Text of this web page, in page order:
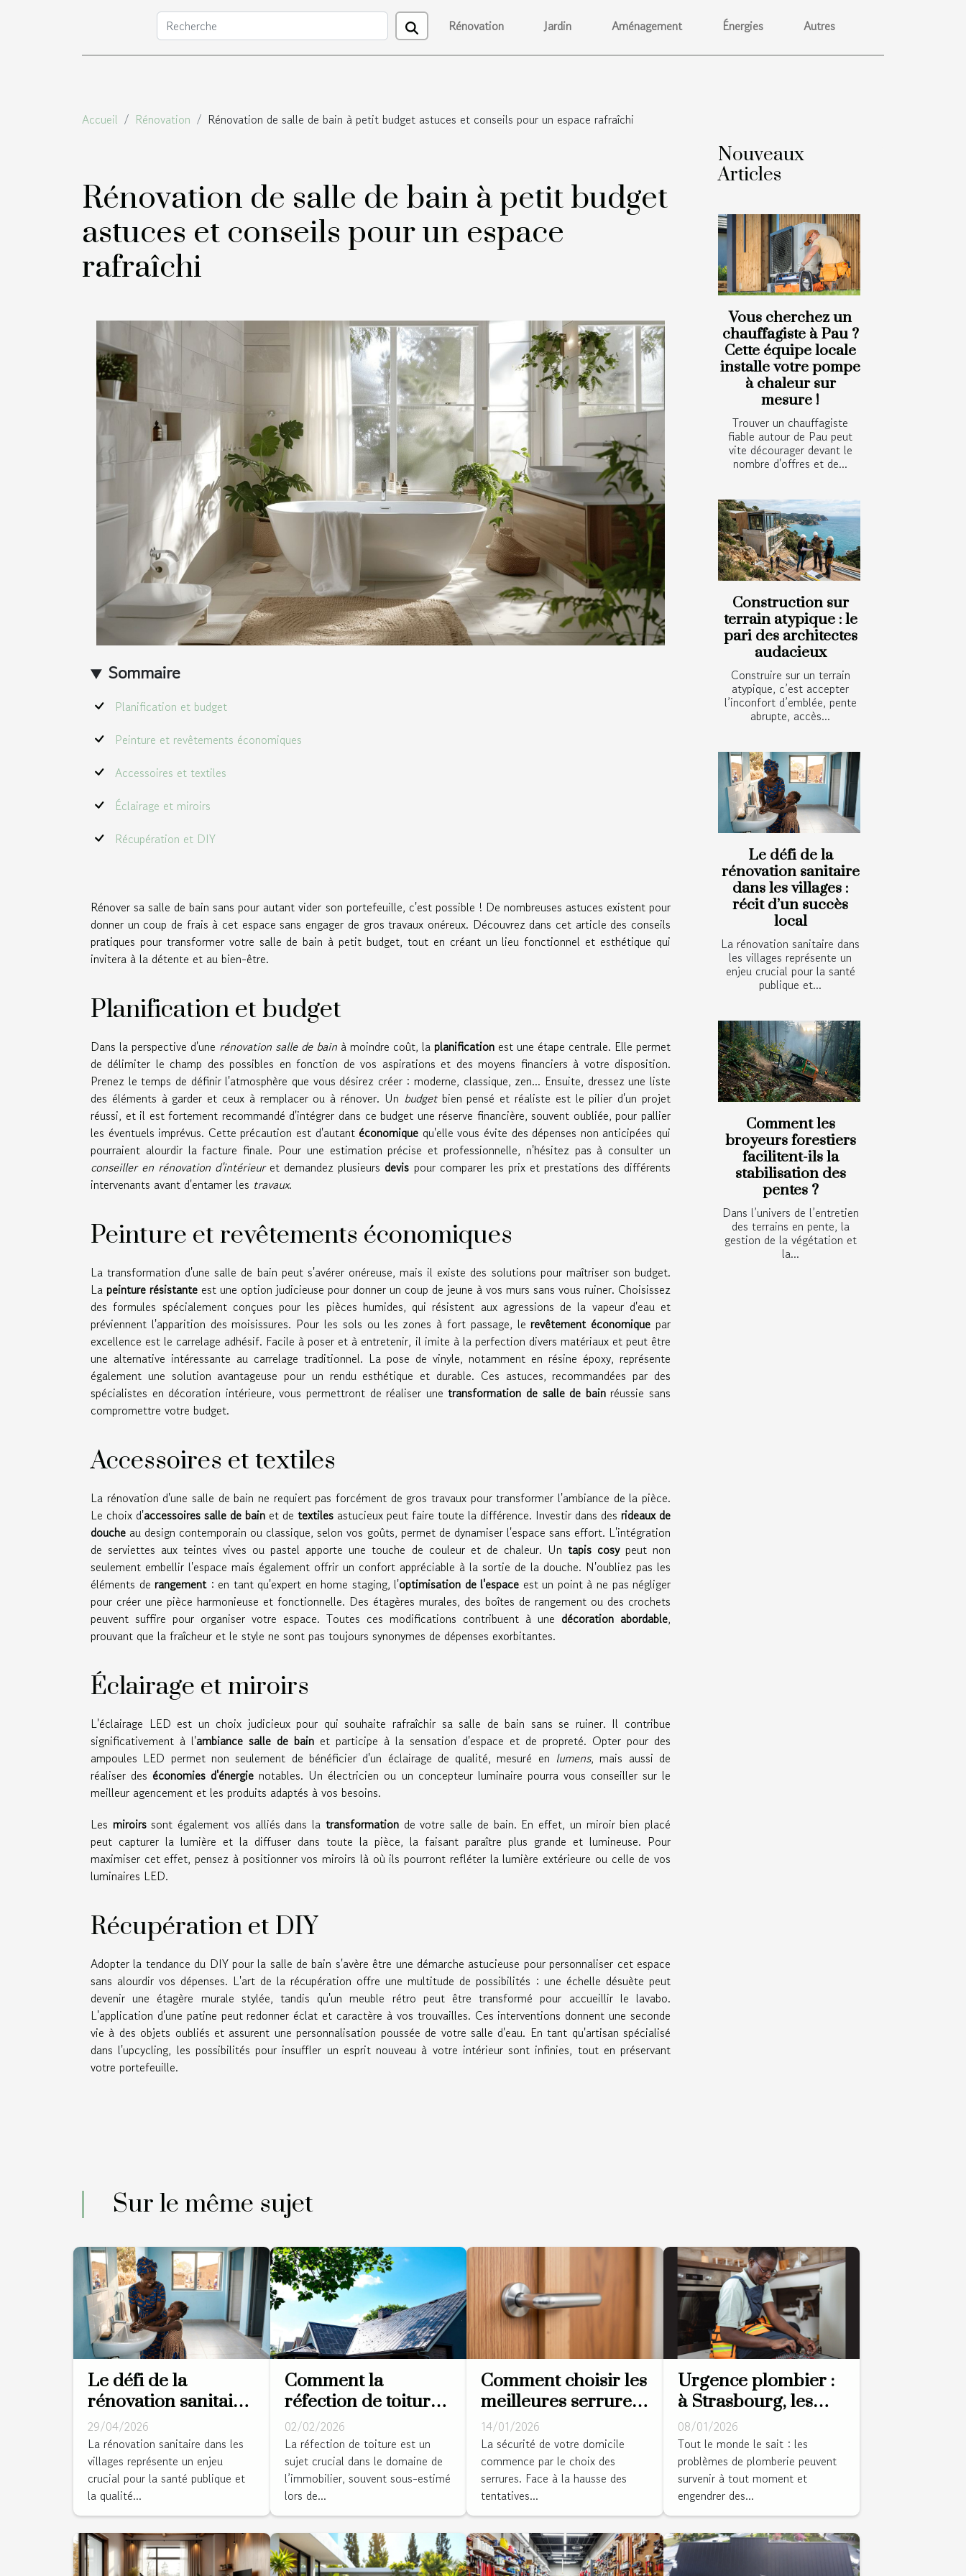
Rénovation Jardin Aménagement Énergies Autres
Accueil Rénovation Rénovation de salle de bain à petit budget astuces et conseils pour un espace rafraîchi
Rénovation de salle de bain à petit budget
astuces et conseils pour un espace
rafraîchi
Sommaire
Planification et budget
Peinture et revêtements économiques
Accessoires et textiles
Éclairage et miroirs
Récupération et DIY
Rénover sa salle de bain sans pour autant vider son portefeuille, c'est possible ! De nombreuses astuces existent pour
donner un coup de frais à cet espace sans engager de gros travaux onéreux. Découvrez dans cet article des conseils
pratiques pour transformer votre salle de bain à petit budget, tout en créant un lieu fonctionnel et esthétique qui
invitera à la détente et au bien-être.
Planification et budget
Dans la perspective d'une rénovation salle de bain à moindre coût, la planification est une étape centrale. Elle permet
de délimiter le champ des possibles en fonction de vos aspirations et des moyens financiers à votre disposition.
Prenez le temps de définir l'atmosphère que vous désirez créer : moderne, classique, zen... Ensuite, dressez une liste
des éléments à garder et ceux à remplacer ou à rénover. Un budgetbien pensé et réaliste est le pilier d'un projet
réussi, et il est fortement recommandé d'intégrer dans ce budget une réserve financière, souvent oubliée, pour pallier
les éventuels imprévus. Cette précaution est d'autant économique qu'elle vous évite des dépenses non anticipées qui
pourraient alourdir la facture finale. Pour une estimation précise et professionnelle, n'hésitez pas à consulter un
conseiller en rénovation d'intérieuret demandez plusieurs devis pour comparer les prix et prestations des différents
intervenants avant d'entamer les travaux.
Peinture et revêtements économiques
La transformation d'une salle de bain peut s'avérer onéreuse, mais il existe des solutions pour maîtriser son budget.
La peinture résistante est une option judicieuse pour donner un coup de jeune à vos murs sans vous ruiner. Choisissez
des formules spécialement conçues pour les pièces humides, qui résistent aux agressions de la vapeur d'eau et
préviennent l'apparition des moisissures. Pour les sols ou les zones à fort passage, le revêtement économique par
excellence est le carrelage adhésif. Facile à poser et à entretenir, il imite à la perfection divers matériaux et peut être
une alternative intéressante au carrelage traditionnel. La pose de vinyle, notamment en résine époxy, représente
également une solution avantageuse pour un rendu esthétique et durable. Ces astuces, recommandées par des
spécialistes en décoration intérieure, vous permettront de réaliser unetransformation de salle de bainréussie sans
compromettre votre budget.
Accessoires et textiles
La rénovation d'une salle de bain ne requiert pas forcément de gros travaux pour transformer l'ambiance de la pièce.
Le choix d'accessoires salle de bain et de textiles astucieux peut faire toute la différence. Investir dans des rideaux de
douche au design contemporain ou classique, selon vos goûts, permet de dynamiser l'espace sans effort. L'intégration
de serviettes aux teintes vives ou pastel apporte une touche de couleur et de chaleur. Un tapis cosypeut non
seulement embellir l'espace mais également offrir un confort appréciable à la sortie de la douche. N'oubliez pas les
éléments de rangement: en tant qu'expert en home staging, l'optimisation de l'espace est un point à ne pas négliger
pour créer une pièce harmonieuse et fonctionnelle. Des étagères murales, des boîtes de rangement ou des crochets
peuvent suffire pour organiser votre espace. Toutes ces modifications contribuent à une décoration abordable,
prouvant que la fraîcheur et le style ne sont pas toujours synonymes de dépenses exorbitantes.
Éclairage et miroirs
L'éclairage LED est un choix judicieux pour qui souhaite rafraîchir sa salle de bain sans se ruiner. Il contribue
significativement à l'ambiance salle de bain et participe à la sensation d'espace et de propreté. Opter pour des
ampoules LED permet non seulement de bénéficier d'un éclairage de qualité, mesuré en lumens, mais aussi de
réaliser des économies d'énergie notables. Un électricien ou un concepteur luminaire pourra vous conseiller sur le
meilleur agencement et les produits adaptés à vos besoins.
Les miroirssont également vos alliés dans la transformationde votre salle de bain. En effet, un miroir bien placé
peut capturer la lumière et la diffuser dans toute la pièce, la faisant paraître plus grande et lumineuse. Pour
maximiser cet effet, pensez à positionner vos miroirs là où ils pourront refléter la lumière extérieure ou celle de vos
luminaires LED.
Récupération et DIY
Adopter la tendance du DIY pour la salle de bain s'avère être une démarche astucieuse pour personnaliser cet espace
sans alourdir vos dépenses. L'art de la récupération offre une multitude de possibilités : une échelle désuète peut
devenir une étagère murale stylée, tandis qu'un meuble rétro peut être transformé pour accueillir le lavabo.
L'application d'une patine peut redonner éclat et caractère à vos trouvailles. Ces interventions donnent une seconde
vie à des objets oubliés et assurent une personnalisation poussée de votre salle d'eau. En tant qu'artisan spécialisé
dans l'upcycling, les possibilités pour insuffler un esprit nouveau à votre intérieur sont infinies, tout en préservant
votre portefeuille.
Nouveaux
Articles
Vous cherchez un
chauffagiste à Pau ?
Cette équipe locale
installe votre pompe
à chaleur sur
mesure !
Trouver un chauffagiste
fiable autour de Pau peut
vite décourager devant le
nombre d'offres et de...
Construction sur
terrain atypique : le
pari des architectes
audacieux
Construire sur un terrain
atypique, c’est accepter
l’inconfort d’emblée, pente
abrupte, accès...
Le défi de la
rénovation sanitaire
dans les villages :
récit d’un succès
local
La rénovation sanitaire dans
les villages représente un
enjeu crucial pour la santé
publique et...
Comment les
broyeurs forestiers
facilitent-ils la
stabilisation des
pentes ?
Dans l’univers de l’entretien
des terrains en pente, la
gestion de la végétation et
la...
Sur le même sujet
Le défi de la
rénovation sanitaire
dans les villages :
récit d’un succès
local
29/04/2026
La rénovation sanitaire dans les
villages représente un enjeu
crucial pour la santé publique et
la qualité...
Comment la
réfection de toiture
augmente-t-elle la
valeur de votre
propriété?
02/02/2026
La réfection de toiture est un
sujet crucial dans le domaine de
l’immobilier, souvent sous-estimé
lors de...
Comment choisir les
meilleures serrures
anti-effraction pour
votre domicile ?
14/01/2026
La sécurité de votre domicile
commence par le choix des
serrures. Face à la hausse des
tentatives...
Urgence plombier :
à Strasbourg, les
habitants font appel
à Hydro Energie !
08/01/2026
Tout le monde le sait : les
problèmes de plomberie peuvent
survenir à tout moment et
engendrer des...